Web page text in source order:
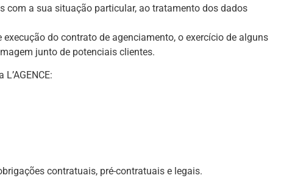
com a sua situação particular, ao tratamento dos dados
do contrato de agenciamento, o exercício de alguns
junto de potenciais clientes.
contratuais, pré-contratuais e legais.